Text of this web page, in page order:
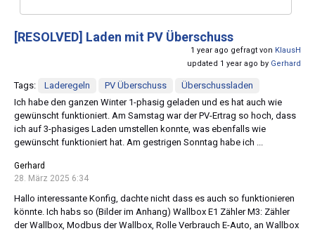
[RESOLVED] Laden mit PV Überschuss
1 year ago gefragt von KlausH
updated 1 year ago by Gerhard
Tags: Laderegeln PV Überschuss
Überschussladen
Ich habe den ganzen Winter 1-phasig geladen und es hat auch wie
gewünscht funktioniert. Am Samstag war der PV-Ertrag so hoch, dass
ich auf 3-phasiges Laden umstellen konnte, was ebenfalls wie
gewünscht funktioniert hat. Am gestrigen Sonntag habe ich ...
Gerhard
28. März 2025 6:34
Hallo interessante Konfig, dachte nicht dass es auch so funktionieren
könnte. Ich habs so (Bilder im Anhang) Wallbox E1 Zähler M3: Zähler
der Wallbox, Modbus der Wallbox, Rolle Verbrauch E-Auto, an Wallbox